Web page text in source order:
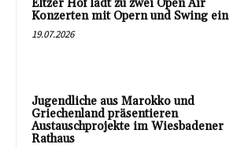
Eltzer Hof lädt zu zwei Open Air
Konzerten mit Opern und Swing ein
19.07.2026
Jugendliche aus Marokko und
Griechenland präsentieren
Austauschprojekte im Wiesbadener
Rathaus